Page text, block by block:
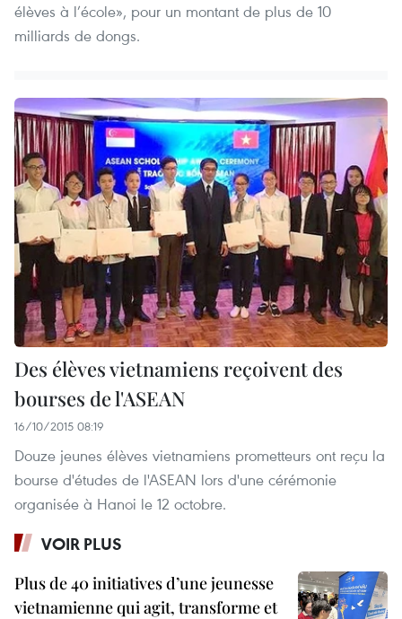
élèves à l’école», pour un montant de plus de 10
milliards de dongs.
Des élèves vietnamiens reçoivent des
bourses de l'ASEAN
16/10/2015 08:19
Douze jeunes élèves vietnamiens prometteurs ont reçu la
bourse d'études de l'ASEAN lors d'une cérémonie
organisée à Hanoi le 12 octobre.
VOIR PLUS
Plus de 40 initiatives d’une jeunesse
vietnamienne qui agit, transforme et